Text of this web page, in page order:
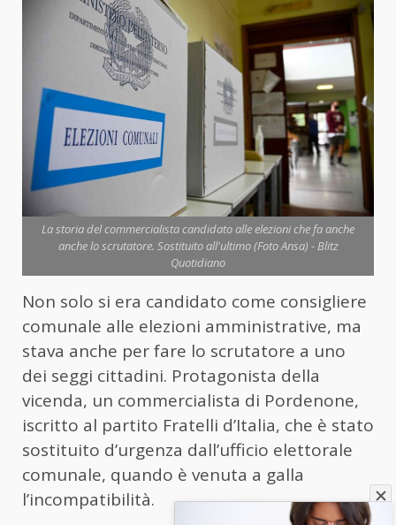
La storia del commercialista candidato alle elezioni che fa anche
anche lo scrutatore. Sostituito all'ultimo (Foto Ansa) - Blitz
Quotidiano
Non solo si era candidato come consigliere
comunale alle elezioni amministrative, ma
stava anche per fare lo scrutatore a uno
dei seggi cittadini. Protagonista della
vicenda, un commercialista di Pordenone,
iscritto al partito Fratelli d’Italia, che è stato
sostituito d’urgenza dall’ufficio elettorale
comunale, quando è venuta a galla
l’incompatibilità.